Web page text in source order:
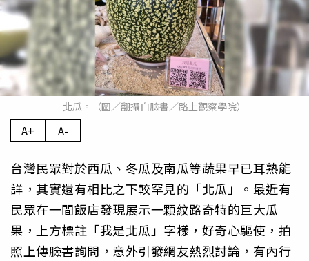
北瓜。（圖／翻攝自臉書／路上觀察學院）
A+ A-
台灣民眾對於西瓜、冬瓜及南瓜等蔬果早已耳熟能
詳，其實還有相比之下較罕見的「北瓜」。最近有
民眾在一間飯店發現展示一顆紋路奇特的巨大瓜
果，上方標註「我是北瓜」字樣，好奇心驅使，拍
照上傳臉書詢問，意外引發網友熱烈討論，有內行